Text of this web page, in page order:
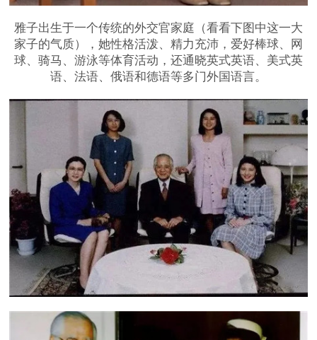
雅子出生于一个传统的外交官家庭（看看下图中这一大
家子的气质），她性格活泼、精力充沛，爱好棒球、网
球、骑马、游泳等体育活动，还通晓英式英语、美式英
语、法语、俄语和德语等多门外国语言。